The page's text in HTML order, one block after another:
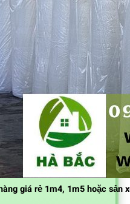
giá rẻ 1m4, 1m5 hoặc sản